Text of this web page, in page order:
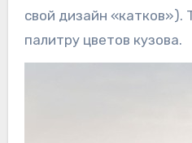
свой дизайн «катков»).
палитру цветов кузова.